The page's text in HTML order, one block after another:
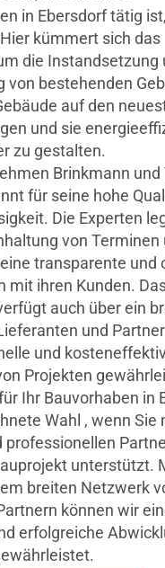
in Ebersdorf tätig
kümmert sich das
die Instandsetzung
von bestehenden
auf den
und sie
zu gestalten.
Brinkmann
für seine hohe
Die Experten
von Terminen
transparente und
mit ihren Kunden.
auch über ein
und
und
Projekten
Ihr Bauvorhaben in
Wahl , wenn Sie
professionellen
unterstützt.
breiten Netzwerk
können wir
erfolgreiche